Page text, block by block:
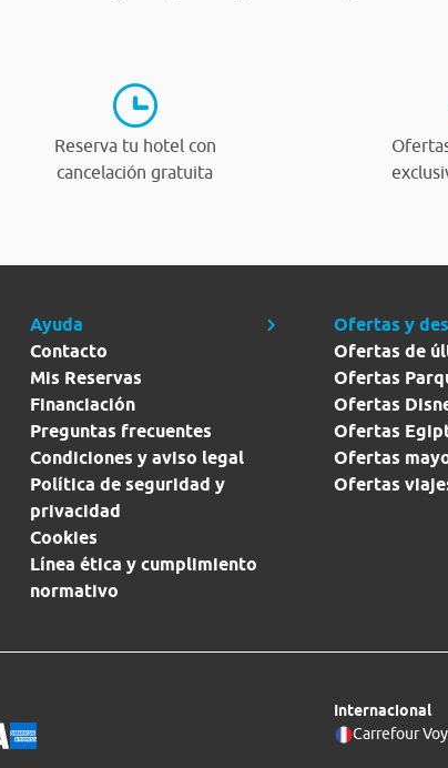
Reserva tu hotel con
cancelación gratuita
Ayuda
Contacto
Mis Reservas
Financiación
Preguntas frecuentes
Condiciones y aviso legal
Política de seguridad y
privacidad
Cookies
Línea ética y cumplimiento
normativo
Ofertas y
Ofertas de
Ofertas
Ofertas
Ofertas
Ofertas
Ofertas
Internacional
Carrefour